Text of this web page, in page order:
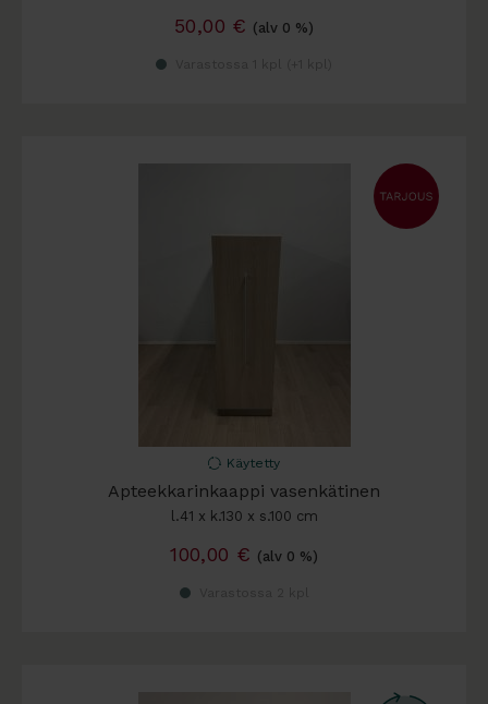
50,00 € (alv 0 %)
Käytetty
Apteekkarinkaappi vasenkätinen
l.41 x k.130 x s.100 cm
100,00 € (alv 0 %)